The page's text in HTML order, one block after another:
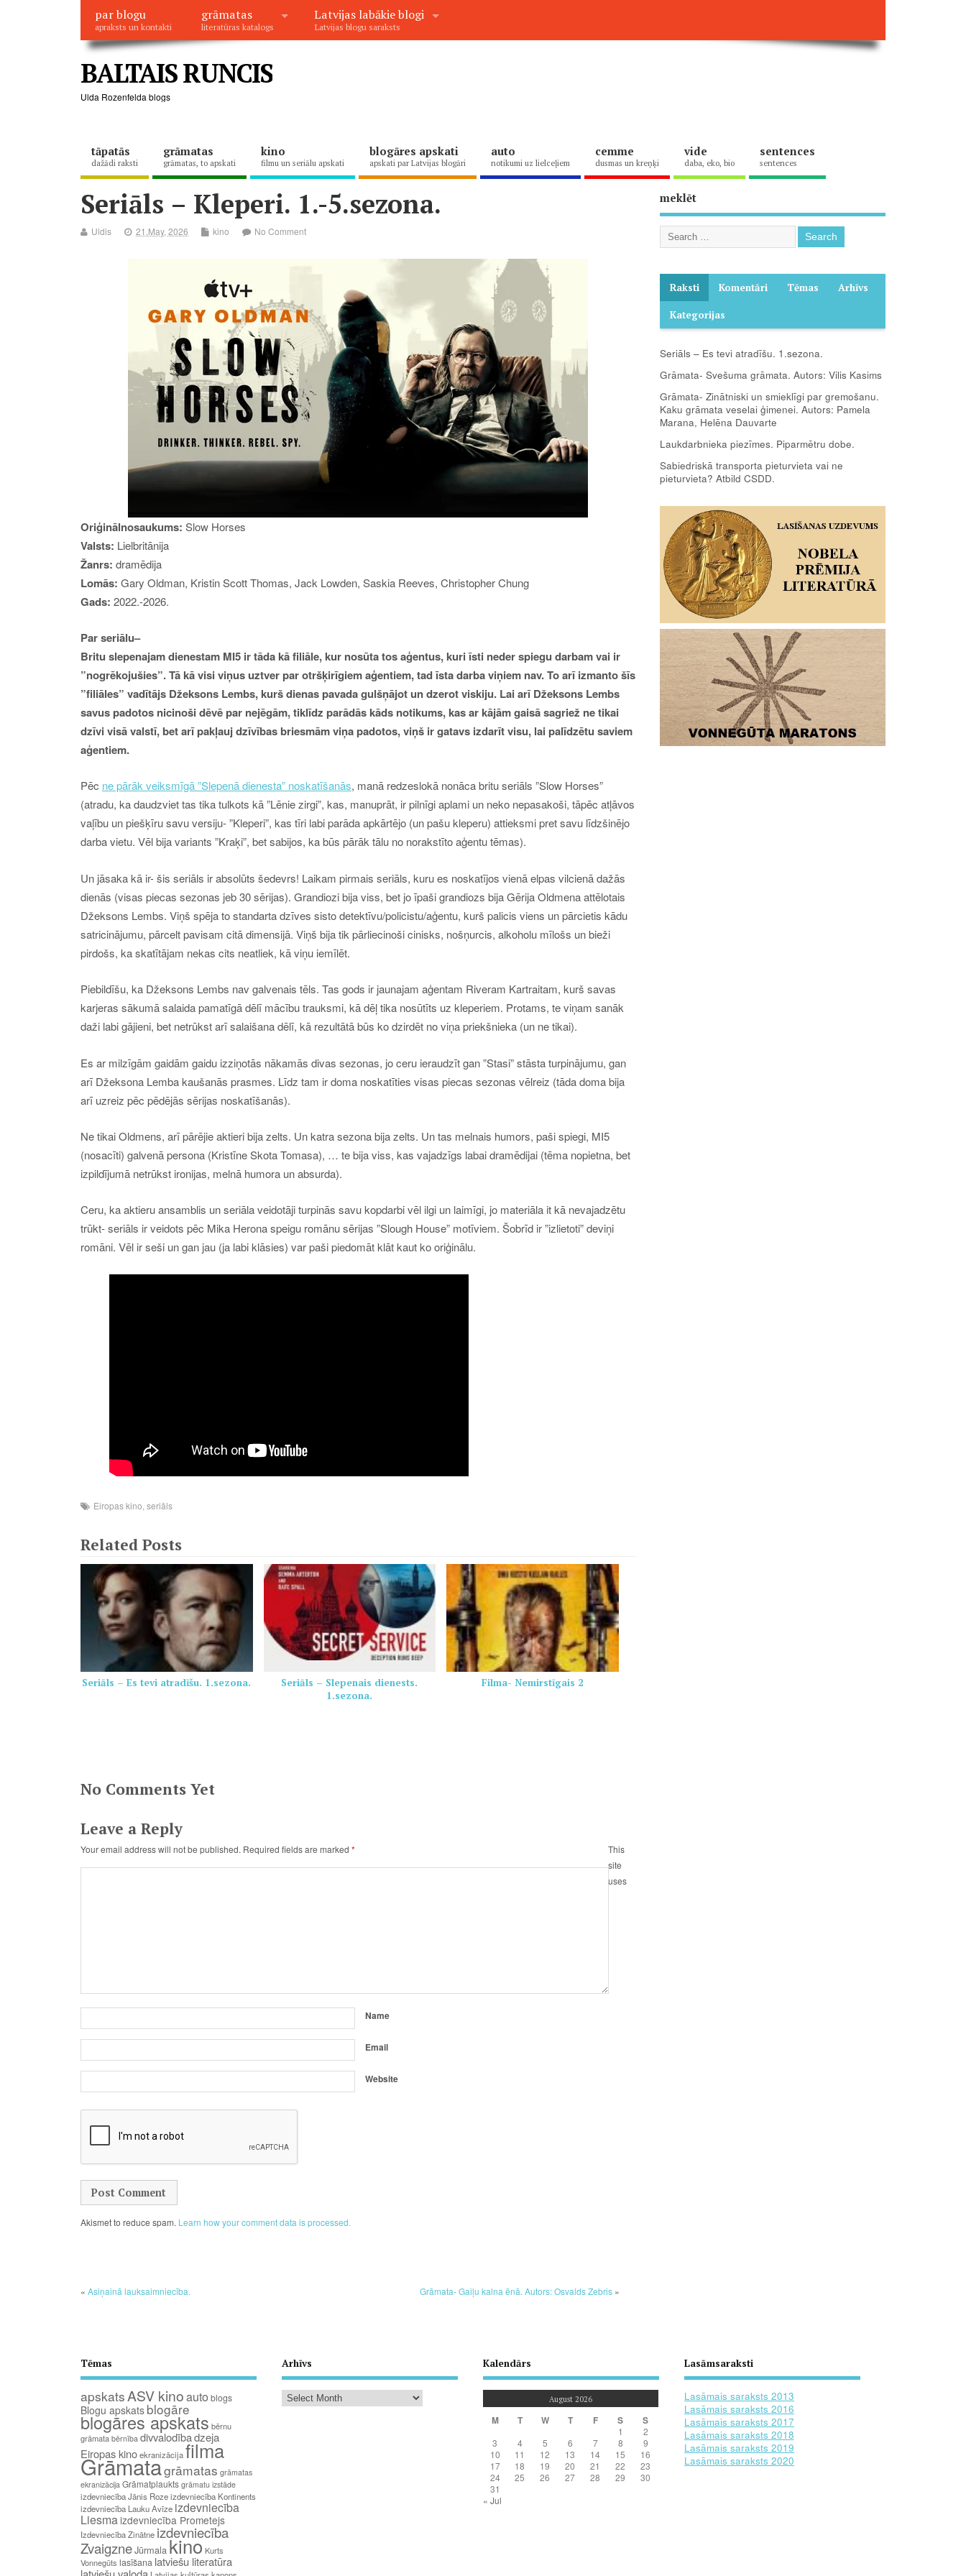
par blogu
apraksts un kontakti
grāmatas
literatūras katalogs
Latvijas labākie blogi
Latvijas blogu saraksts
BALTAIS RUNCIS
Ulda Rozenfelda blogs
tāpatās
dažādi raksti
grāmatas
grāmatas, to apskati
kino
filmu un seriālu apskati
blogāres apskati
apskati par Latvijas blogāri
auto
notikumi uz lielceļiem
cemme
dusmas un kreņķi
vide
daba, eko, bio
sentences
sentences
Seriāls – Kleperi. 1.-5.sezona.
Uldis 21.May, 2026 kino No Comment
Oriģinālnosaukums: Slow Horses
Valsts: Lielbritānija
Žanrs: dramēdija
Lomās: Gary Oldman, Kristin Scott Thomas, Jack Lowden, Saskia Reeves, Christopher Chung
Gads: 2022.-2026.
Parseriālu–
Britu slepenajam dienestam MI5 ir tāda kā filiāle, kur nosūta tos aģentus, kuri īsti neder spiegu darbam vai ir
”nogrēkojušies”. Tā kā visi viņus uztver par otršķirīgiem aģentiem, tad īsta darba viņiem nav. To arī izmanto šīs
”filiāles” vadītājs Džeksons Lembs, kurš dienas pavada gulšņājot un dzerot viskiju. Lai arī Džeksons Lembs
savus padotos nicinoši dēvē par nejēgām, tiklīdz parādās kāds notikums, kas ar kājām gaisā sagriež ne tikai
dzīvi visā valstī, bet arī pakļauj dzīvības briesmām viņa padotos, viņš ir gatavs izdarīt visu, lai palīdzētu saviem
aģentiem.
Pēc ne pārāk veiksmīgā ”Slepenā dienesta” noskatīšanās, manā redzeslokā nonāca britu seriāls ”Slow Horses”
(atradu, ka daudzviet tas tika tulkots kā ”Lēnie zirgi”, kas, manuprāt, ir pilnīgi aplami un neko nepasakoši, tāpēc atļāvos
vaļību un piešķīru savu versiju- ”Kleperi”, kas tīri labi parāda apkārtējo (un pašu kleperu) attieksmi pret savu līdzšinējo
darba vietu. Vēl bija variants ”Kraķi”, bet sabijos, ka būs pārāk tālu no norakstīto aģentu tēmas).
Un jāsaka kā ir- šis seriāls ir absolūts šedevrs! Laikam pirmais seriāls, kuru es noskatījos vienā elpas vilcienā dažās
dienās (visas piecas sezonas jeb 30 sērijas). Grandiozi bija viss, bet jo īpaši grandiozs bija Gērija Oldmena attēlotais
Džeksons Lembs. Viņš spēja to standarta dzīves sisto detektīvu/policistu/aģentu, kurš palicis viens un pārcietis kādu
satricinājumu, pārcelt pavisam citā dimensijā. Viņš bija tik pārliecinoši cinisks, nošņurcis, alkoholu mīlošs un bieži
pirdošs, ka skatītājam nekas cits neatliek, kā viņu iemīlēt.
Piebildīšu, ka Džeksons Lembs nav galvenais tēls. Tas gods ir jaunajam aģentam Riveram Kartraitam, kurš savas
karjeras sākumā salaida pamatīgā dēlī mācību trauksmi, kā dēļ tika nosūtīts uz kleperiem. Protams, te viņam sanāk
daži labi gājieni, bet netrūkst arī salaišana dēlī, kā rezultātā būs ko dzirdēt noviņapriekšnieka (un ne tikai).
Es ar milzīgām gaidām gaidu izziņotās nākamās divas sezonas, jo ceru ieraudzīt gan ”Stasi” stāsta turpinājumu, gan
arī Džeksona Lemba kaušanās prasmes. Līdz tam ir doma noskatīties visas piecas sezonas vēlreiz (tāda doma bija
arī uzreiz pēc pēdējās sērijas noskatīšanās).
Ne tikai Oldmens, arī pārējie aktieri bija zelts. Un katra sezona bija zelts. Un tas melnais humors, paši spiegi, MI5
(nosacīti) galvenā persona (Kristīne Skota Tomasa), … te bija viss, kas vajadzīgs labai dramēdijai (tēma nopietna, bet
izpildījumā netrūkst ironijas, melnā humora un absurda).
Ceru, ka aktieru ansamblis un seriāla veidotāji turpinās savu kopdarbi vēl ilgi un laimīgi, jo materiāla it kā nevajadzētu
trūkt- seriāls ir veidots pēc Mika Herona speigu romānu sērijas ”Slough House” motīviem. Šobrīd ir ”izlietoti” deviņi
romāni. Vēl ir seši un gan jau (ja labi klāsies) var paši piedomāt klāt kaut ko oriģinālu.
Eiropas kino seriāls
Related Posts
Seriāls – Es tevi atradīšu. 1.sezona.
Seriāls – Slepenais dienests.
1.sezona.
Filma- Nemirstīgais 2
No Comments Yet
Leave a Reply
Your email address will not be published. Required fields are marked *
Name
Email
Website
This
site
uses
Akismet to reduce spam. Learn how your comment data is processed.
« Asiņainā lauksaimniecība. Grāmata- Gaiļu kalna ēnā. Autors: Osvalds Zebris»
meklēt
Raksti Komentāri Tēmas Arhīvs
Kategorijas
Seriāls – Es tevi atradīšu. 1.sezona.
Grāmata- Svešuma grāmata. Autors: Vilis Kasims
Grāmata- Zinātniski un smieklīgi par gremošanu.
Kaku grāmata veselai ģimenei. Autors: Pamela
Marana, Helēna Dauvarte
Laukdarbnieka piezīmes. Piparmētru dobe.
Sabiedriskā transporta pieturvieta vai ne
pieturvieta? Atbild CSDD.
Tēmas
apskats ASV kinoauto blogs
Blogu apskats blogāre
blogāres apskats bērnu
grāmata bērnība divvalodībadzeja
Eiropas kinoekranizācijafilma
Grāmatagrāmatas grāmatas
ekranizācija Grāmatplaukts grāmatu izstāde
izdevniecība Jānis Rozeizdevniecība Kontinents
izdevniecība Lauku Avīze izdevniecība
Liesmaizdevniecība Prometejs
Izdevniecība Zinātne izdevniecība
ZvaigzneJūrmalakino Kurts
Vonnegūts lasīšana latviešu literatūra
Arhīvs Kalendārs
August 2026
M T W T F S S
1
2
3
4 5 6 7 8
9
10
11 12 13 14 15
16
17
18 19 20 21 22
23
24
25 26 27 28 29
30
31
« Jul
Lasāmsaraksti
Lasāmais saraksts 2013
Lasāmais saraksts 2016
Lasāmais saraksts 2017
Lasāmais saraksts 2018
Lasāmais saraksts 2019
Lasāmais saraksts 2020